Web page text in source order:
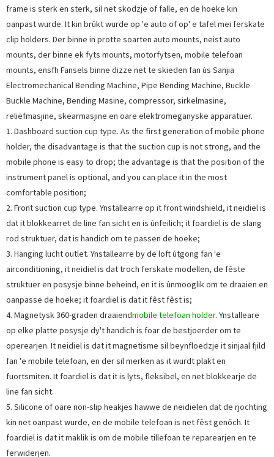
frame is sterk en sterk, sil net skodzje of falle, en de hoeke kin
oanpast wurde. It kin brûkt wurde op 'e auto of op' e tafel mei ferskate
clip holders. Der binne in protte soarten auto mounts, neist auto
mounts, der binne ek fyts mounts, motorfytsen, mobile telefoan
mounts, ensfh Fansels binne dizze net te skieden fan ús Sanjia
Electromechanical Bending Machine, Pipe Bending Machine, Buckle
Buckle Machine, Bending Masine, compressor, sirkelmasine,
reliëfmasjine, skearmasjine en oare elektromeganyske apparatuer.
1. Dashboard suction cup type. As the first generation of mobile phone
holder, the disadvantage is that the suction cup is not strong, and the
mobile phone is easy to drop; the advantage is that the position of the
instrument panel is optional, and you can place it in the most
comfortable position;
2. Front suction cup type. Ynstallearre op it front windshield, it neidiel is
dat it blokkearret de line fan sicht en is ûnfeilich; it foardiel is de slang
rod struktuer, dat is handich om te passen de hoeke;
3. Hanging lucht outlet. Ynstallearre by de loft útgong fan 'e
airconditioning, it neidiel is dat troch ferskate modellen, de fêste
struktuer en posysje binne beheind, en it is ûnmooglik om te draaien en
oanpasse de hoeke; it foardiel is dat it fêst fêst is;
4. Magnetysk 360-graden draaiendmobile telefoan holder. Ynstalleare
op elke platte posysje dy't handich is foar de bestjoerder om te
operearjen. It neidiel is dat it magnetisme sil beynfloedzje it sinjaal fjild
fan 'e mobile telefoan, en der sil merken as it wurdt plakt en
fuortsmiten. It foardiel is dat it is lyts, fleksibel, en net blokkearje de
line fan sicht.
5. Silicone of oare non-slip heakjes hawwe de neidielen dat de rjochting
kin net oanpast wurde, en de mobile telefoan is net fêst genôch. It
foardiel is dat it maklik is om de mobile tillefoan te reparearjen en te
ferwiderjen.